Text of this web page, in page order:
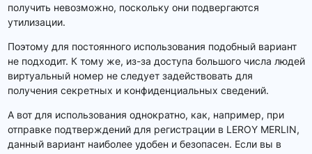
получить невозможно, поскольку они подвергаются
утилизации.
Поэтому для постоянного использования подобный вариант
не подходит. К тому же, из-за доступа большого числа людей
виртуальный номер не следует задействовать для
получения секретных и конфиденциальных сведений.
А вот для использования однократно, как, например, при
отправке подтверждений для регистрации в LEROY MERLIN,
данный вариант наиболее удобен и безопасен. Если вы в